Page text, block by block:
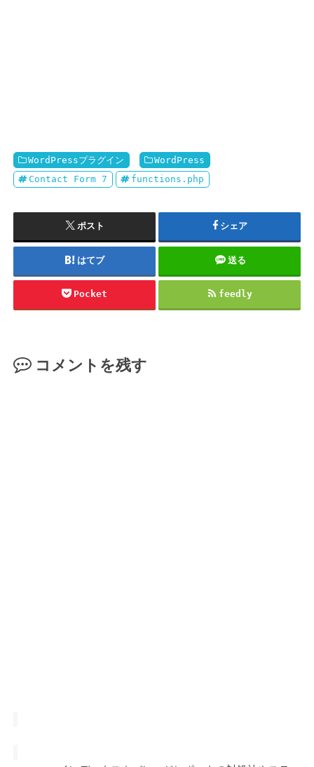
WordPressプラグイン
WordPress
Contact Form 7
functions.php
ポスト シェア
はてブ 送る
Pocket feedly
コメントを残す